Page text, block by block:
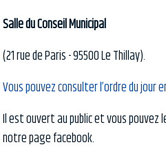
Salle du Conseil Municipal
(21 rue de Paris - 95500 Le Thillay).
Vous pouvez consulter l’ordre du jour
Il est ouvert au public et vous
notre page facebook.